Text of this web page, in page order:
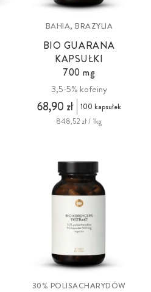
BAHIA, BRAZYLIA
BIO GUARANA
KAPSUŁKI
700 mg
3,5-5% kofeiny
68,90 zł
100 kapsułek
848,52 zł / 1kg
30% POLISACHARYDÓW